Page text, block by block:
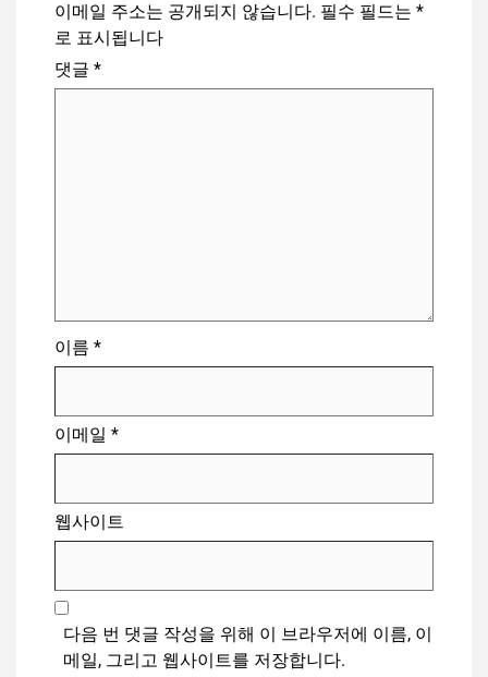
이메일 주소는 공개되지 않습니다. 필수 필드는 *
로 표시됩니다
댓글 *
이름 *
이메일 *
웹사이트
다음 번 댓글 작성을 위해 이 브라우저에 이름, 이
메일, 그리고 웹사이트를 저장합니다.